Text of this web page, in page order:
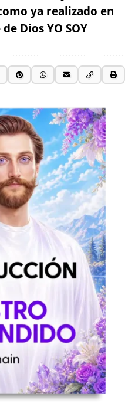
ya realizado en
Dios YO SOY